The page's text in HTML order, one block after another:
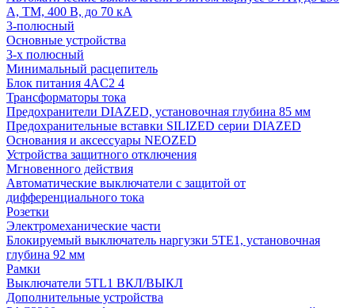
А, TM, 400 В, до 70 кА
3-полюсный
Основные устройства
3-х полюсный
Минимальный расцепитель
Блок питания 4AC2 4
Трансформаторы тока
Предохранители DIAZED, установочная глубина 85 мм
Предохранительные вставки SILIZED серии DIAZED
Основания и аксессуары NEOZED
Устройства защитного отключения
Мгновенного действия
Автоматические выключатели с защитой от
дифференциального тока
Розетки
Электромеханические части
Блокируемый выключатель наргузки 5TE1, установочная
глубина 92 мм
Рамки
Выключатели 5TL1 ВКЛ/ВЫКЛ
Дополнительные устройства